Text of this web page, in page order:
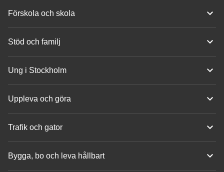
Förskola och skola
Stöd och familj
Ung i Stockholm
Uppleva och göra
Trafik och gator
Bygga, bo och leva hållbart